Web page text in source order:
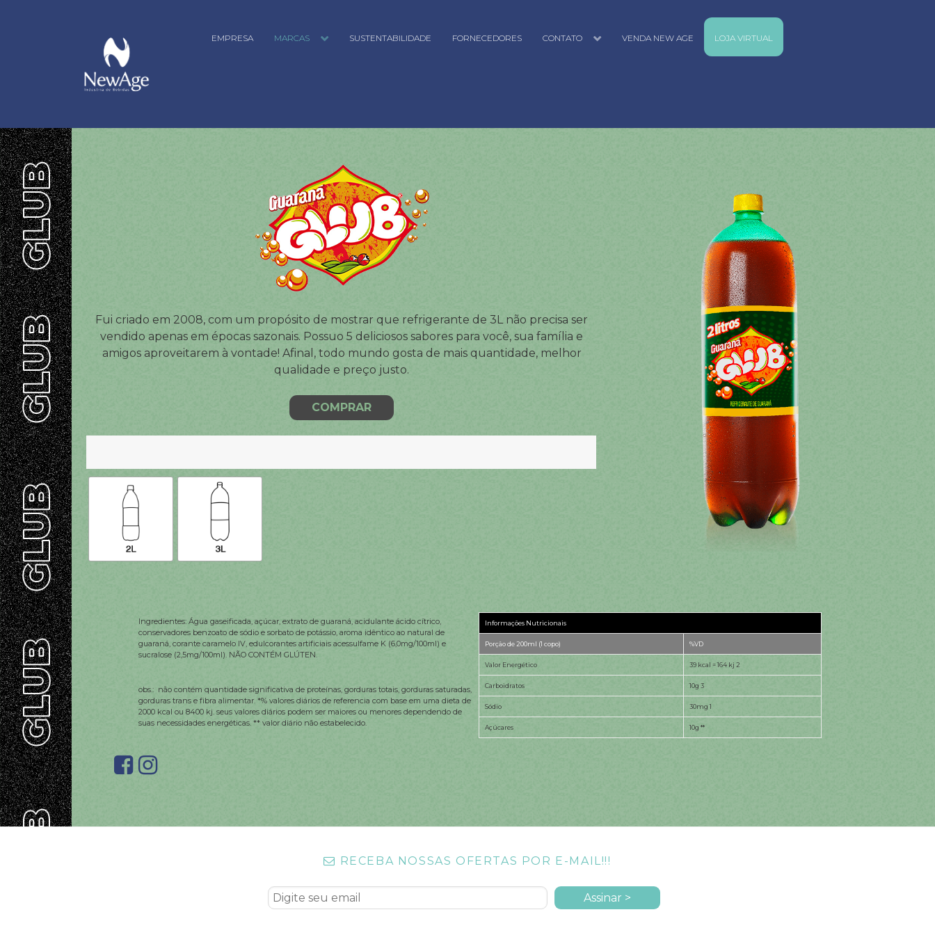
EMPRESA MARCAS SUSTENTABILIDADE FORNECEDORES CONTATO VENDA NEW AGE LOJA VIRTUAL
Fui criado em 2008, com um propósito de mostrar que refrigerante de 3L não precisa ser
vendido apenas em épocas sazonais. Possuo 5 deliciosos sabores para você, sua família e
amigos aproveitarem à vontade! Afinal, todo mundo gosta de mais quantidade, melhor
qualidade e preço justo.
COMPRAR
Ingredientes: Água gaseificada, açúcar, extrato de guaraná, acidulante ácido cítrico,
conservadores benzoato de sódio e sorbato de potássio, aroma idêntico ao natural de
guaraná, corante caramelo IV, edulcorantes artificiais acessulfame K (6,0mg/100ml) e
sucralose (2,5mg/100ml). NÃO CONTÉM GLÚTEN.
obs.: não contém quantidade significativa de proteínas, gorduras totais, gorduras saturadas,
gorduras trans e fibra alimentar. *% valores diários de referencia com base em uma dieta de
2000 kcal ou 8400 kj. seus valores diários podem ser maiores ou menores dependendo de
suas necessidades energéticas. ** valor diário não estabelecido.
Informações Nutricionais
Porção de 200ml (1 copo) %VD
Valor Energético 39 kcal = 164 kj 2
Carboidratos 10g 3
Sódio 30mg 1
Açúcares 10g **
RECEBA NOSSAS OFERTAS POR E-MAIL!!!